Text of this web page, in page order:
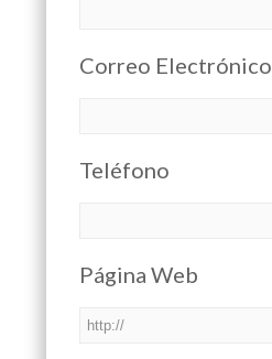
Correo Electrónico
Teléfono
Página Web